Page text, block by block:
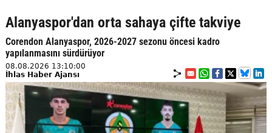
Alanyaspor'dan orta sahaya çifte takviye
Corendon Alanyaspor, 2026-2027 sezonu öncesi kadro
yapılanmasını sürdürüyor
08.08.2026 13:10:00
İhlas Haber Ajansı